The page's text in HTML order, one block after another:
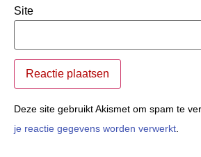
Site
Deze site gebruikt Akismet om spam te
je reactie gegevens worden verwerkt